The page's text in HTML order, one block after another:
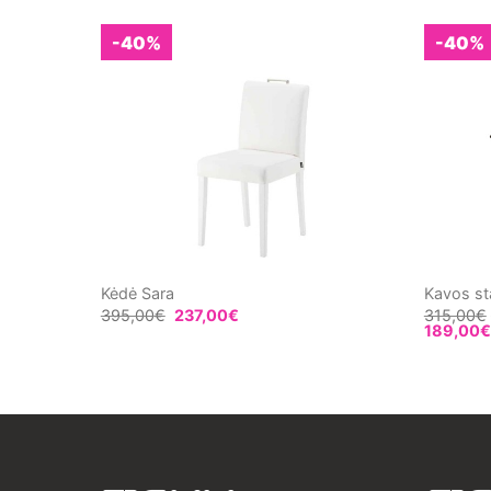
-40%
Kėdė Sara
395,00€ 237,00€
-40%
Kavos
315,00€
189,00€